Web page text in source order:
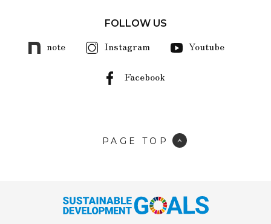
FOLLOW US
note Instagram Youtube
Facebook
PAGE TOP